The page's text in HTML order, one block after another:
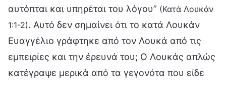
αυτόπται και υπηρέται του λόγου” (Κατά Λουκάν
1:1-2). Αυτό δεν σημαίνει ότι το κατά Λουκάν
Ευαγγέλιο γράφτηκε από τον Λουκά από τις
εμπειρίες και την έρευνά του; Ο Λουκάς απλώς
κατέγραψε μερικά από τα γεγονότα που είδε